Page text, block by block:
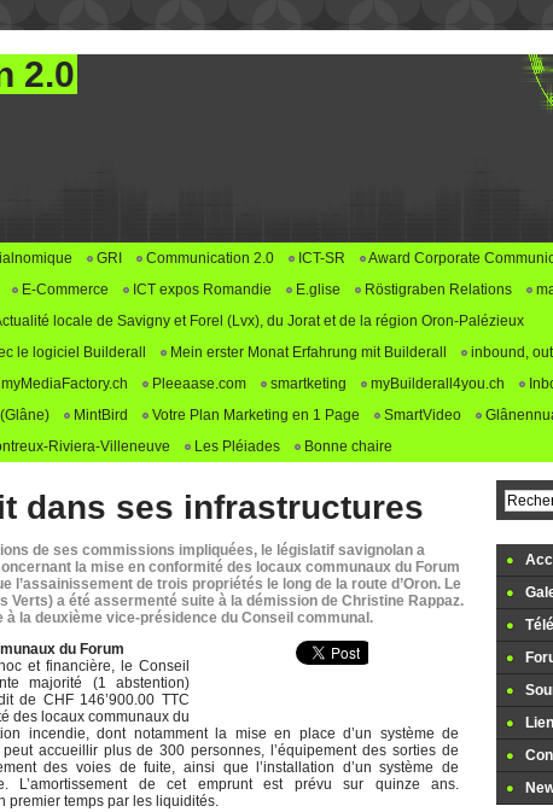
2.0
GRI Communication 2.0 ICT-SR Award Corporate
E-Commerce ICT expos Romandie E.glise Röstigraben Relations
locale de Savigny et Forel (Lvx), du Jorat et de la région Oron-Palézieux
le logiciel Builderall
Mein erster Monat Erfahrung mit Builderall inbound,
myMediaFactory.ch Pleeaase.com smartketing myBuilderall4you.ch
MintBird Votre Plan Marketing en 1 Page SmartVideo
Riviera-Villeneuve Les Pléiades Bonne chaire
dans ses infrastructures
de ses commissions impliquées, le législatif savignolan a
la mise en conformité des locaux communaux du Forum
l’assainissement de trois propriétés le long de la route d’Oron. Le
Verts) a été assermenté suite à la démission de Christine Rappaz.
la deuxième vice-présidence du Conseil communal.
du Forum
et financière, le Conseil
majorité (1 abstention)
de CHF 146’900.00 TTC
des locaux communaux du
incendie, dont notamment la mise en place d’un système de
accueillir plus de 300 personnes, l’équipement des sorties de
des voies de fuite, ainsi que l’installation d’un système de
L’amortissement de cet emprunt est prévu sur quinze ans.
premier temps par les liquidités.